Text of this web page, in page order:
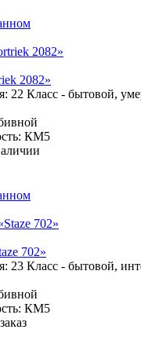
2082»
22 Класс - бытовой,
КМ5
702»
23 Класс - бытовой,
КМ5